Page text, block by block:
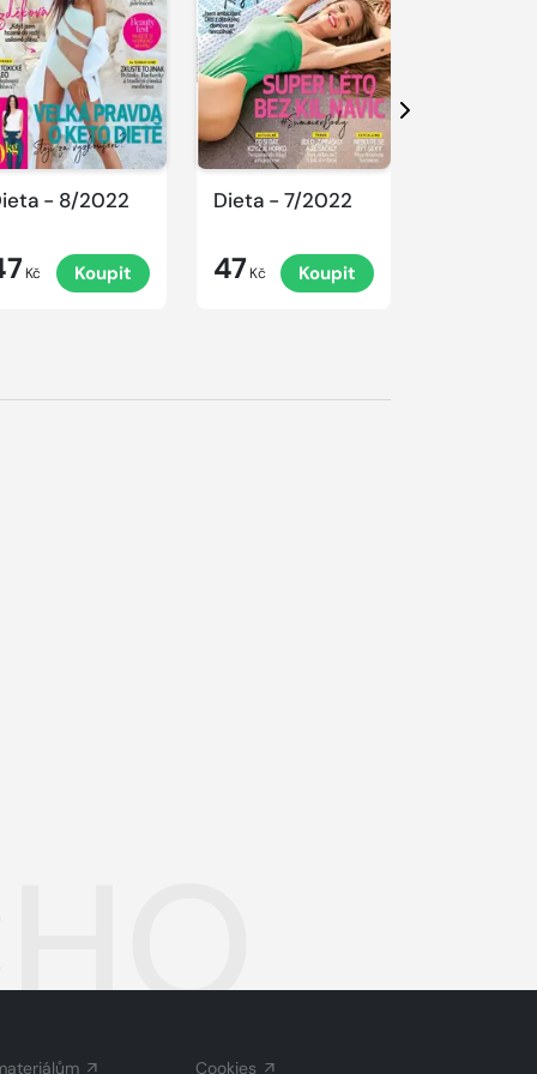
- 8/2022
Kč Koupit
Dieta - 7/2022
47 Kč Koupit
Další
Cookies